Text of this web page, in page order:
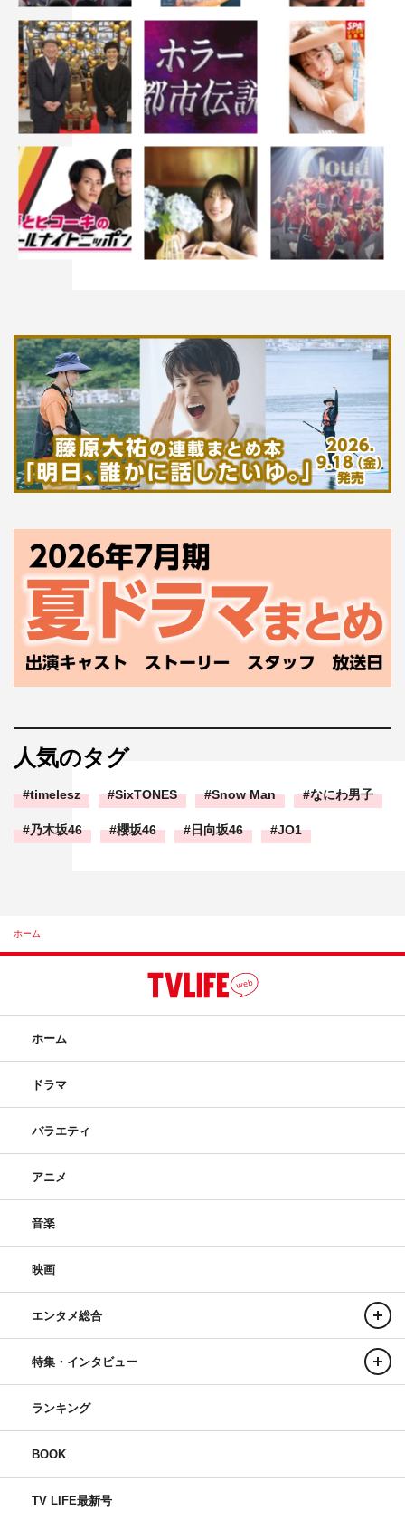
人気のタグ
timelesz SixTONES Snow Man なにわ男子
乃木坂46 櫻坂46 日向坂46 JO1
ホーム
ホーム
ドラマ
バラエティ
アニメ
音楽
映画
エンタメ総合
特集・インタビュー
ランキング
BOOK
TV LIFE最新号